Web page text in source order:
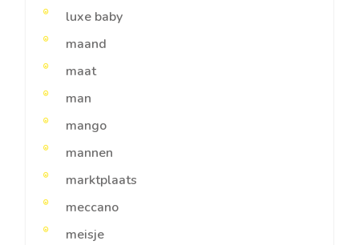
luxe baby
maand
maat
man
mango
mannen
marktplaats
meccano
meisje